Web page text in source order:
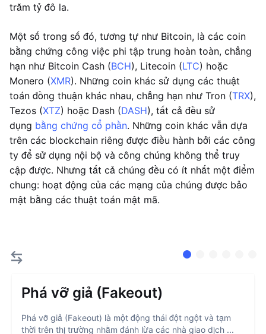
trăm tỷ đô la.
Một số trong số đó, tương tự như Bitcoin, là các coin
bằng chứng công việc phi tập trung hoàn toàn, chẳng
hạn như Bitcoin Cash (BCH), Litecoin (LTC) hoặc
Monero (XMR). Những coin khác sử dụng các thuật
toán đồng thuận khác nhau, chẳng hạn như Tron (TRX),
Tezos (XTZ) hoặc Dash (DASH), tất cả đều sử
dụng bằng chứng cổ phần. Những coin khác vẫn dựa
trên các blockchain riêng được điều hành bởi các công
ty để sử dụng nội bộ và công chúng không thể truy
cập được. Nhưng tất cả chúng đều có ít nhất một điểm
chung: hoạt động của các mạng của chúng được bảo
mật bằng các thuật toán mật mã.
Phá vỡ giả (Fakeout)
Phá vỡ giả (Fakeout) là một động thái đột ngột và tạm
thời trên thị trường nhằm đánh lừa các nhà giao dịch ...